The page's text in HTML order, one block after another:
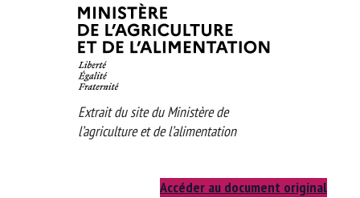
Extrait du site du Ministère de
l’agriculture et de l’alimentation
Accéder au document original